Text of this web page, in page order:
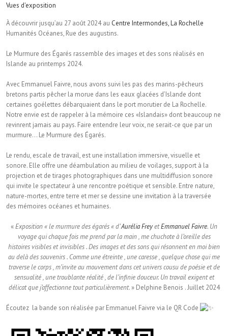
Vues d'exposition
À découvrir jusqu’au 27 août 2024 au Centre Intermondes, La Rochelle
Humanités Océanes, Rue des augustins.
Le Murmure des Égarés rassemble des images et des sons réalisés en
Islande au printemps 2024.
Avec Emmanuel Faivre, nous avons suivi les pas des marins-pêcheurs
bretons partis pêcher la morue dans les eaux glacées d’Islande dont
certaines goélettes débarquaient dans le port morutier de La Rochelle.
Notre envie est de rappeler à la mémoire ces «Islandais» dont beaucoup ne
revinrent jamais au pays. Faire entendre leur voix, ne serait-ce que par un
murmure… Le Murmure des Égarés.
Le rendu, escale de travail, est une installation immersive, visuelle et
sonore. Elle offre une déambulation au milieu de voilages, support à la
projection et de tirages photographiques dans une multidiffusion sonore
qui invite le spectateur à une rencontre poétique et sensible. Entre nature,
nature-mortes, entre terre et mer se dessine une invitation à la traversée
des mémoires océanes et humaines.
«Exposition « le murmure des égarés « d’Aurélia FreyetEmmanuel Faivre. Un
voyage qui chaque fois me prend par la main , me chuchote à l’oreille des
histoires visibles et invisibles . Des images et des sons qui résonnent en moi bien
au delà des souvenirs . Comme une étreinte , une caresse , quelque chose qui me
traverse le corps , m’invite au mouvement dans cet univers cousu de poésie et de
sensualité , une troublante réalité , de l’infinie douceur. Un travail exigent et
délicat que j’affectionne tout particulièrement. » Delphine Benois . Juillet 2024
Écoutez la bande son réalisée par Emmanuel Faivre via le QR Code